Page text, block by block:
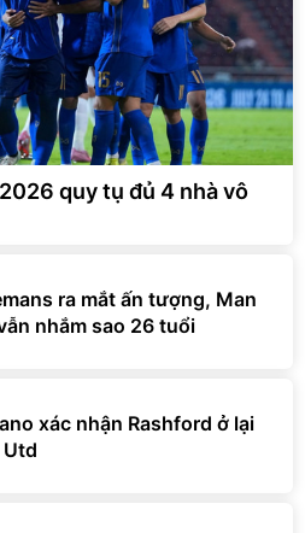
quy tụ đủ 4 nhà vô
ra mắt ấn tượng, Man
nhắm sao 26 tuổi
xác nhận Rashford ở lại